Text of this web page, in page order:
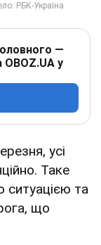
—
OBOZ.UA у
усі
Таке
ситуацією та
що